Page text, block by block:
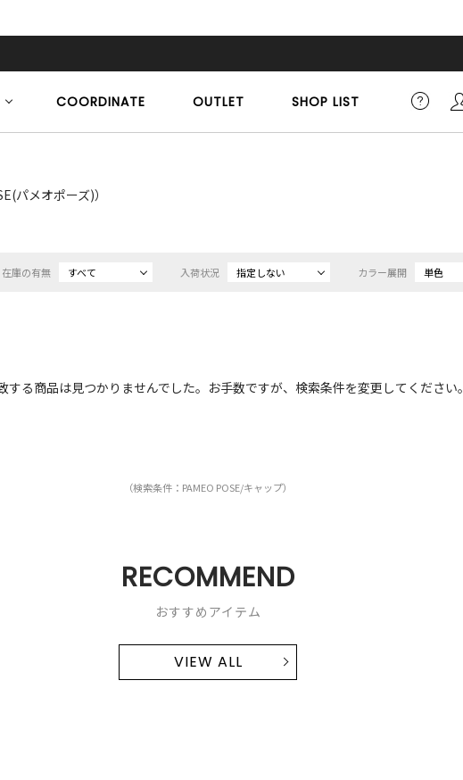
COORDINATE OUTLET SHOP LIST
パメオポーズ)）
在庫の有無 すべて 入荷状況 指定しない カラー展開 単色
する商品は見つかりませんでした。お手数ですが、検索条件を変更してください。
（検索条件：PAMEO POSE/キャップ）
RECOMMEND
おすすめアイテム
VIEW ALL